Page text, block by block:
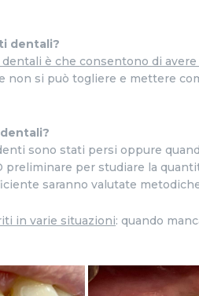
dentali?
è che consentono di
non si può togliere e mettere
sono stati persi oppure
preliminare per studiare la
saranno valutate
in varie situazioni: quando